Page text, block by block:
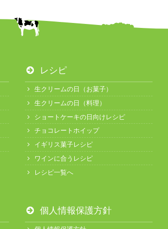
レシピ
生クリームの日（お菓子）
生クリームの日（料理）
ショートケーキの日向けレシピ
チョコレートホイップ
イギリス菓子レシピ
ワインに合うレシピ
レシピ一覧へ
個人情報保護方針